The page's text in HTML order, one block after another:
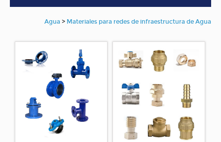
Agua > Materiales para redes de infraestructura de Agua